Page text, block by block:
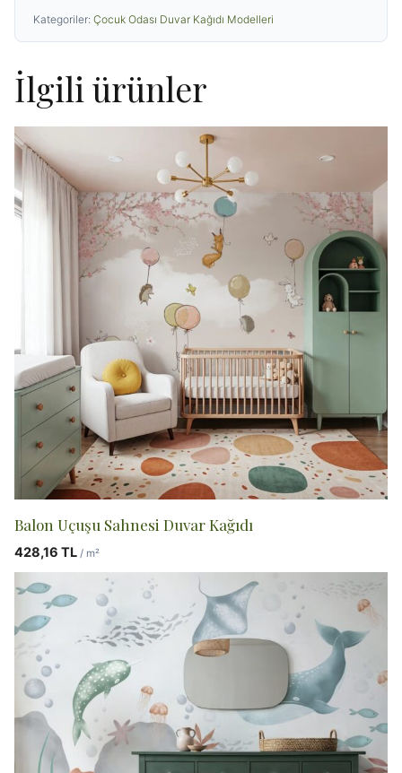
Kategoriler: Çocuk Odası Duvar Kağıdı Modelleri
İlgili ürünler
Balon Uçuşu Sahnesi Duvar Kağıdı
428,16 TL / m²